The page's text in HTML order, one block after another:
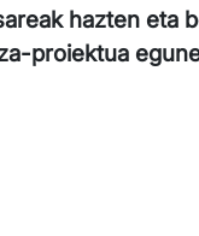
hazten eta
proiektua